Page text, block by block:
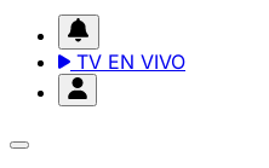
TV EN VIVO